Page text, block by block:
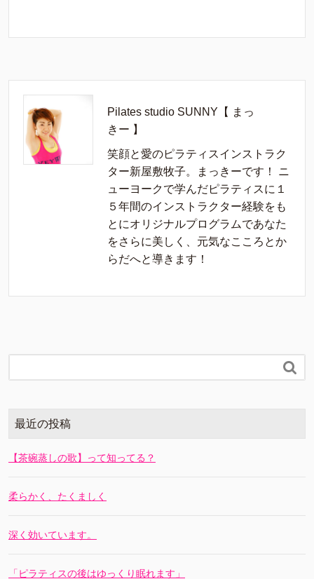
Pilates studio SUNNY【 まっ
きー 】
笑顔と愛のピラティスインストラク
ター新屋敷牧子。まっきーです！ ニ
ューヨークで学んだピラティスに１
５年間のインストラクター経験をも
とにオリジナルプログラムであなた
をさらに美しく、元気なこころとか
らだへと導きます！

最近の投稿
【茶碗蒸しの歌】って知ってる？
柔らかく、たくましく
深く効いています。
「ピラティスの後はゆっくり眠れます」